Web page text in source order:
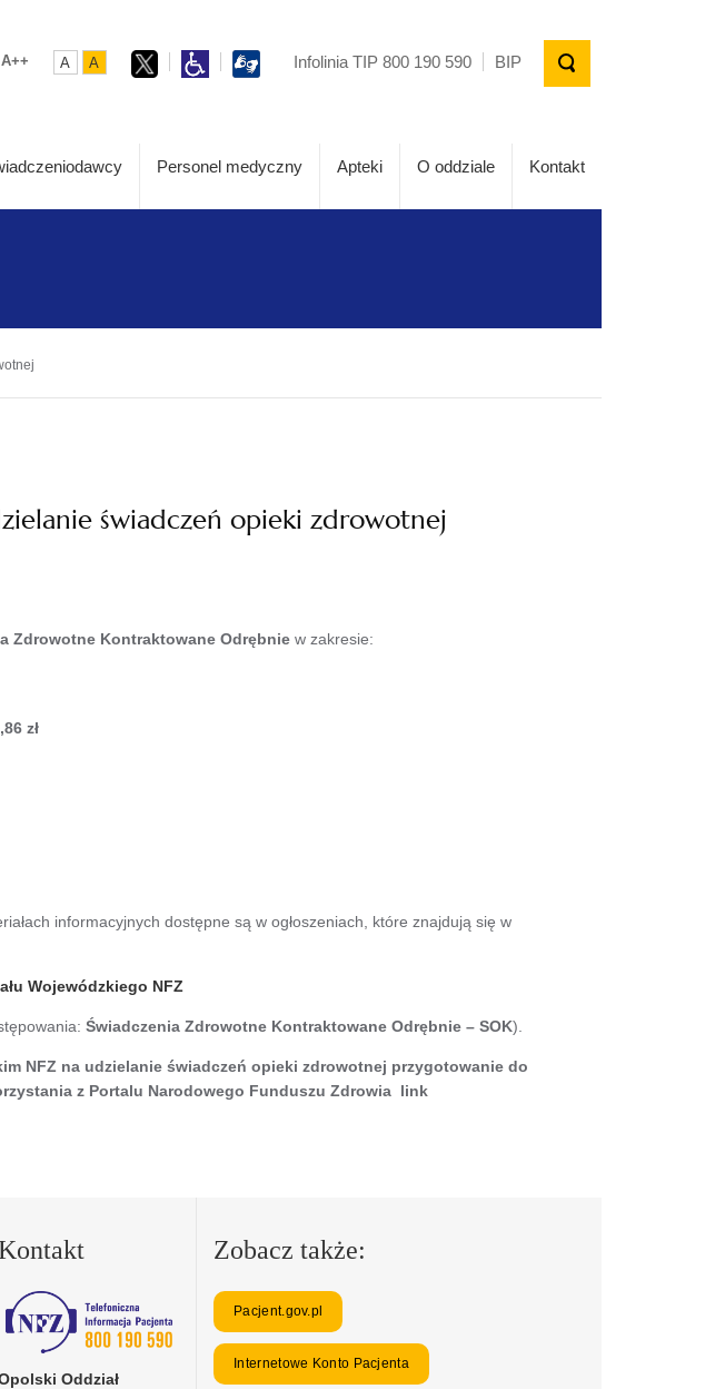
A++ A A Infolinia TIP 800 190 590 BIP
Personel medyczny Apteki O oddziale Kontakt
świadczeń opieki zdrowotnej
Zdrowotne Kontraktowane Odrębnie w zakresie:
zł
informacyjnych dostępne są w ogłoszeniach, które znajdują się w
Wojewódzkiego NFZ
Świadczenia Zdrowotne Kontraktowane Odrębnie – SOK).
NFZ na udzielanie świadczeń opieki zdrowotnej przygotowanie do
z Portalu Narodowego Funduszu Zdrowia link
Oddział
Zobacz także:
Pacjent.gov.pl
Internetowe Konto Pacjenta